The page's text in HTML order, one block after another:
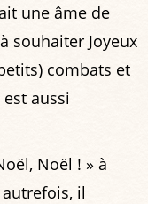
une âme de
souhaiter Joyeux
combats et
aussi
Noël ! » à
autrefois, il